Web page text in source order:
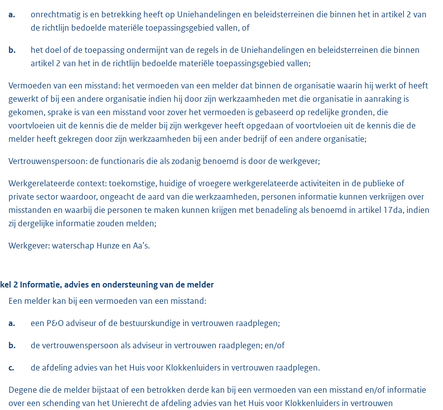
a.
onrechtmatig is en betrekking heeft op Uniehandelingen en beleidsterreinen die binnen het in artikel 2 van
de richtlijn bedoelde materiële toepassingsgebied vallen, of
b.
het doel of de toepassing ondermijnt van de regels in de Uniehandelingen en beleidsterreinen die binnen
artikel 2 van het in de richtlijn bedoelde materiële toepassingsgebied vallen;
Vermoeden van een misstand: het vermoeden van een melder dat binnen de organisatie waarin hij werkt of heeft
gewerkt of bij een andere organisatie indien hij door zijn werkzaamheden met die organisatie in aanraking is
gekomen, sprake is van een misstand voor zover het vermoeden is gebaseerd op redelijke gronden, die
voortvloeien uit de kennis die de melder bij zijn werkgever heeft opgedaan of voortvloeien uit de kennis die de
melder heeft gekregen door zijn werkzaamheden bij een ander bedrijf of een andere organisatie;
Vertrouwenspersoon: de functionaris die als zodanig benoemd is door de werkgever;
Werkgerelateerde context: toekomstige, huidige of vroegere werkgerelateerde activiteiten in de publieke of
private sector waardoor, ongeacht de aard van die werkzaamheden, personen informatie kunnen verkrijgen over
misstanden en waarbij die personen te maken kunnen krijgen met benadeling als benoemd in artikel 17da, indien
zij dergelijke informatie zouden melden;
Werkgever: waterschap Hunze en Aa’s.
2 Informatie, advies en ondersteuning van de melder
Een melder kan bij een vermoeden van een misstand:
a. een P&O adviseur of de bestuurskundige in vertrouwen raadplegen;
b. de vertrouwenspersoon als adviseur in vertrouwen raadplegen; en/of
c. de afdeling advies van het Huis voor Klokkenluiders in vertrouwen raadplegen.
Degene die de melder bijstaat of een betrokken derde kan bij een vermoeden van een misstand en/of informatie
over een schending van het Unierecht de afdeling advies van het Huis voor Klokkenluiders in vertrouwen